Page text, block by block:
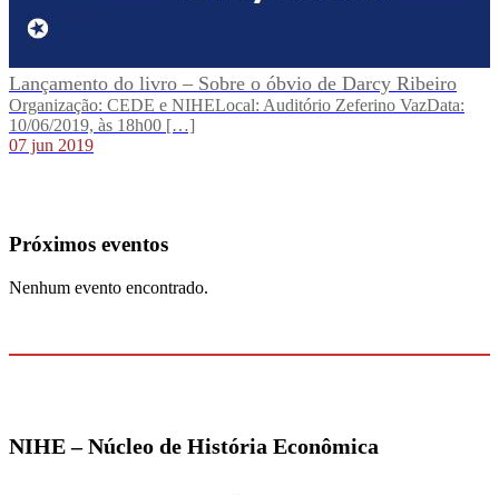
Lançamento do livro – Sobre o óbvio de Darcy Ribeiro
Organização: CEDE e NIHELocal: Auditório Zeferino VazData:
10/06/2019, às 18h00 […]
07 jun 2019
Próximos eventos
Nenhum evento encontrado.
NIHE –Núcleo de História Econômica